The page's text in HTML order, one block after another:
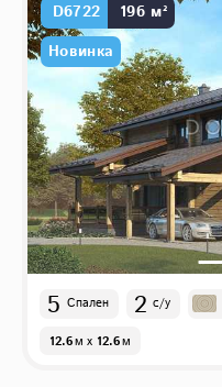
D6722
196 м²
Новинка
5 Спален 2 с/у
12.6м x 12.6м